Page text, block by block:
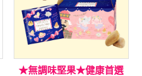
★無調味堅果★健康首選